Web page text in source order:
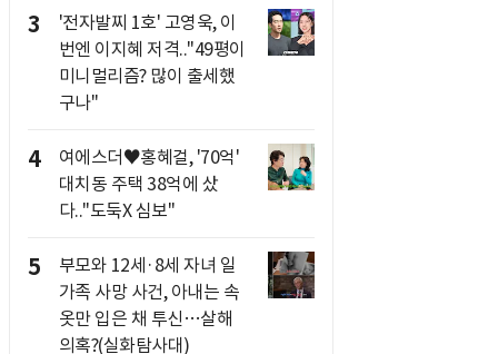
3
'전자발찌 1호' 고영욱, 이
번엔 이지혜 저격.."49평이
미니멀리즘? 많이 출세했
구나"
4
여에스더♥홍혜걸, '70억'
대치동 주택 38억에 샀
다.."도둑X 심보"
5
부모와 12세·8세 자녀 일
가족 사망 사건, 아내는 속
옷만 입은 채 투신…살해
의혹?(실화탐사대)